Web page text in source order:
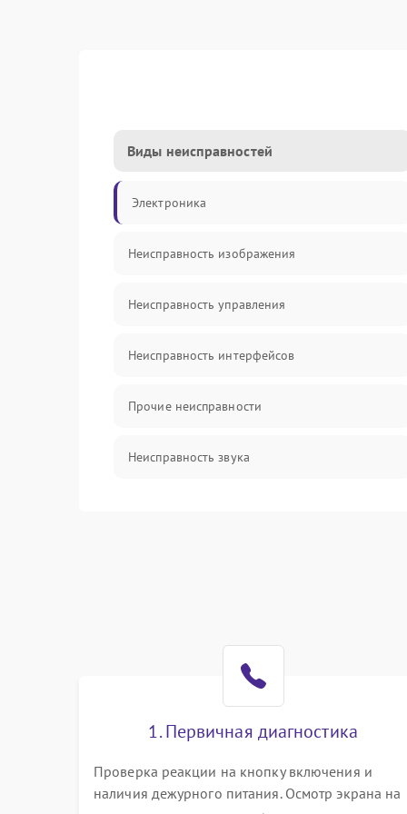
Виды неисправностей
Электроника
Неисправность изображения
Неисправность управления
Неисправность интерфейсов
Прочие неисправности
Неисправность звука
1. Первичная диагностика
Проверка реакции на кнопку включения и
наличия дежурного питания. Осмотр экрана на